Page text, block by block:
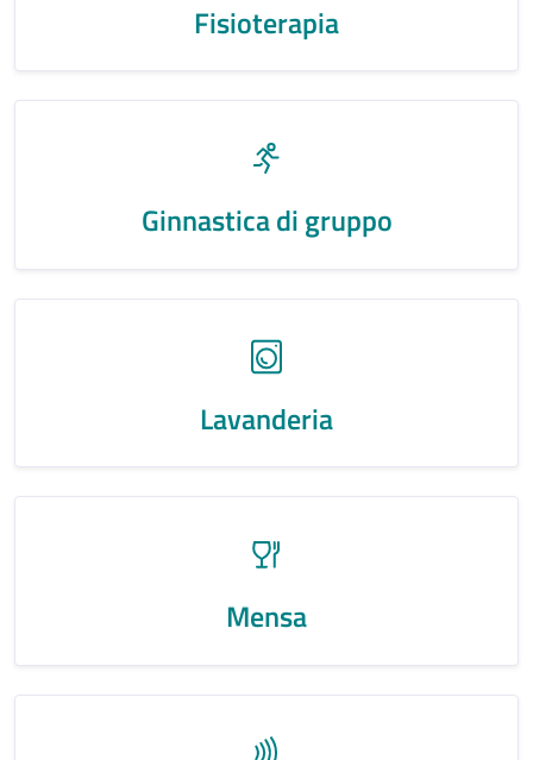
Fisioterapia
Ginnastica di gruppo
Lavanderia
Mensa